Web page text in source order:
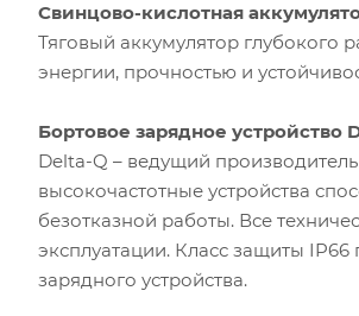
Свинцово-кислотная
Тяговый аккумулятор глубокого
энергии, прочностью и
Бортовое зарядное устройство
Delta-Q – ведущий
высокочастотные устройства
безотказной работы. Все
эксплуатации. Класс защиты
зарядного устройства.